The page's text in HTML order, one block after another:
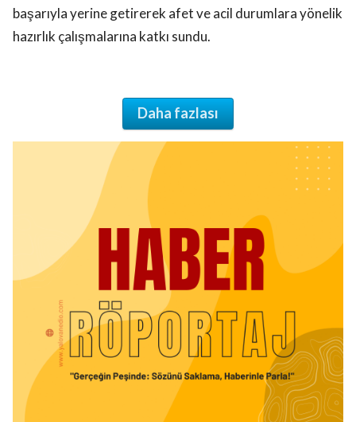
başarıyla yerine getirerek afet ve acil durumlara yönelik
hazırlık çalışmalarına katkı sundu.
Daha fazlası